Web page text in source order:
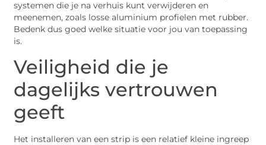
systemen die je na verhuis kunt verwijderen en
meenemen, zoals losse aluminium profielen met rubber.
Bedenk dus goed welke situatie voor jou van toepassing
is.
Veiligheid die je
dagelijks vertrouwen
geeft
Het installeren van een strip is een relatief kleine ingreep